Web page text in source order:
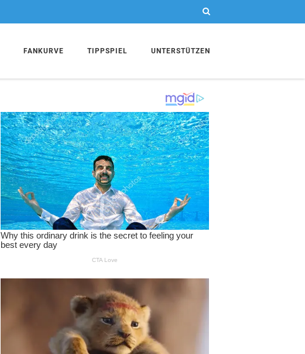
FANKURVE TIPPSPIEL UNTERSTÜTZEN